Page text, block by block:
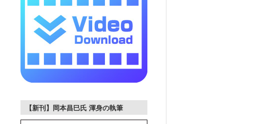
【新刊】岡本昌巳氏 渾身の執筆